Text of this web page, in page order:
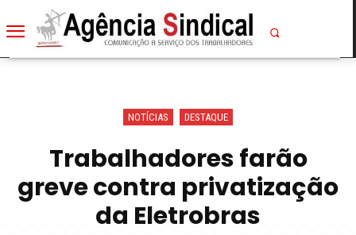
NOTÍCIAS DESTAQUE
Trabalhadores farão
greve contra privatização
da Eletrobras